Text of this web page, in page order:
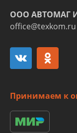
ООО АВТОМАГ
office@texkom.ru
Принимаем к